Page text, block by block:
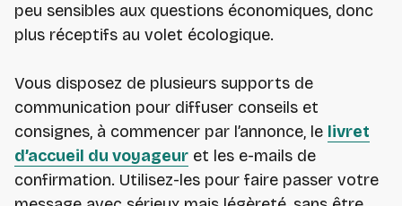
peu sensibles aux questions économiques, donc
plus réceptifs au volet écologique.
Vous disposez de plusieurs supports de
communication pour diffuser conseils et
consignes, à commencer par l’annonce, le livret
d’accueil du voyageur et les e-mails de
confirmation. Utilisez-les pour faire passer votre